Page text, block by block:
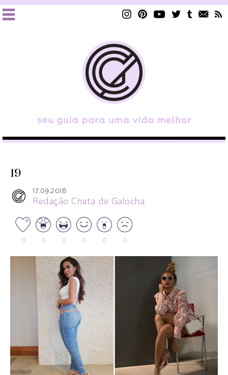
19
17.09.2018
Redação Chata de Galocha
0 0 0 0 0 0